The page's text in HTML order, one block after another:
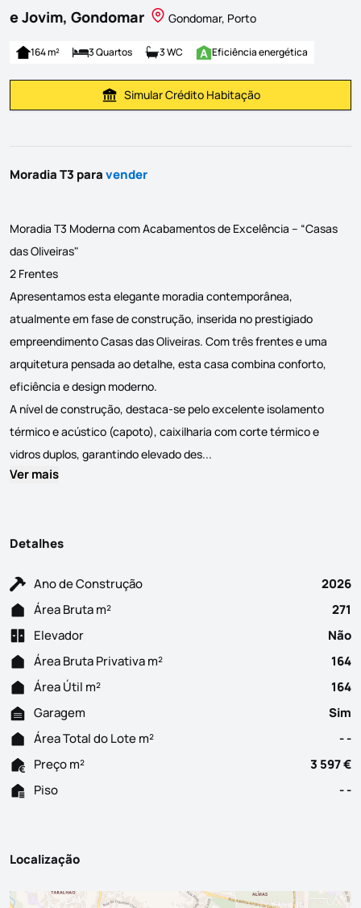
e Jovim, Gondomar
Gondomar, Porto
164 m² 3 Quartos 3 WC Eficiência energética
Simular Prestação
Simular Crédito Habitação
Moradia T3 paravender
Moradia T3 Moderna com Acabamentos de Excelência – “Casas
das Oliveiras"
2 Frentes
Apresentamos esta elegante moradia contemporânea,
atualmente em fase de construção, inserida no prestigiado
empreendimento Casas das Oliveiras. Com três frentes e uma
arquitetura pensada ao detalhe, esta casa combina conforto,
eficiência e design moderno.
A nível de construção, destaca-se pelo excelente isolamento
térmico e acústico (capoto), caixilharia com corte térmico e
vidros duplos, garantindo elevado des...
Ver mais
Detalhes
Ano de Construção
2026
Área Bruta m²
271
Elevador
Não
Área Bruta Privativa m²
164
Área Útil m²
164
Garagem
Sim
Área Total do Lote m²
- -
Preço m²
3 597 €
Piso
- -
Localização